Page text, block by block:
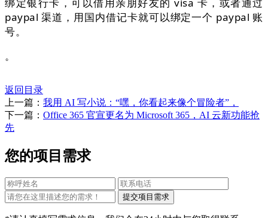
paypal 渠道，用国内借记卡就可以绑定一个 paypal 账
号。
。
返回目录
上一篇： 我用 AI 写小说：“嘿，你看起来像个冒险者”，
下一篇： Office 365 官宣更名为 Microsoft 365，AI 云新功能抢
先
您的项目需求